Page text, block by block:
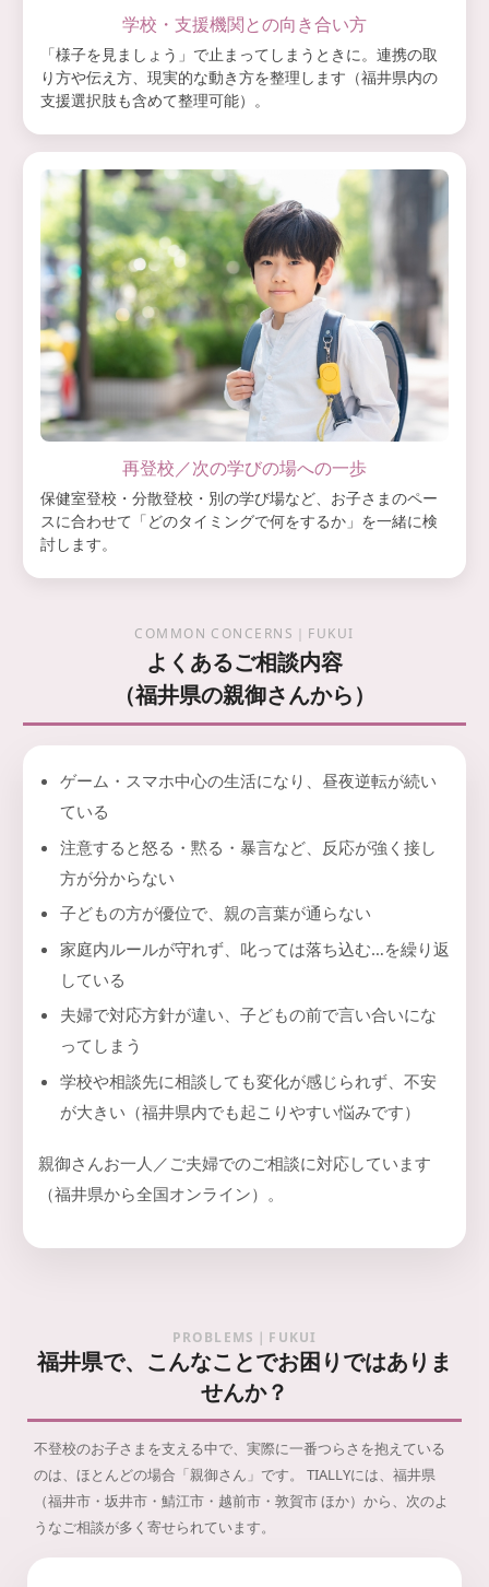
学校・支援機関との向き合い方
「様子を見ましょう」で止まってしまうときに。連携の取
り方や伝え方、現実的な動き方を整理します（福井県内の
支援選択肢も含めて整理可能）。
再登校／次の学びの場への一歩
保健室登校・分散登校・別の学び場など、お子さまのペー
スに合わせて「どのタイミングで何をするか」を一緒に検
討します。
COMMON CONCERNS｜FUKUI
よくあるご相談内容
（福井県の親御さんから）
ゲーム・スマホ中心の生活になり、昼夜逆転が続い
ている
注意すると怒る・黙る・暴言など、反応が強く接し
方が分からない
子どもの方が優位で、親の言葉が通らない
家庭内ルールが守れず、叱っては落ち込む…を繰り返
している
夫婦で対応方針が違い、子どもの前で言い合いにな
ってしまう
学校や相談先に相談しても変化が感じられず、不安
が大きい（福井県内でも起こりやすい悩みです）
親御さんお一人／ご夫婦でのご相談に対応しています
（福井県から全国オンライン）。
PROBLEMS｜FUKUI
福井県で、こんなことでお困りではありま
せんか？
不登校のお子さまを支える中で、実際に一番つらさを抱えている
のは、ほとんどの場合「親御さん」です。
TIALLYには、福井県
（福井市・坂井市・鯖江市・越前市・敦賀市 ほか）から、次のよ
うなご相談が多く寄せられています。